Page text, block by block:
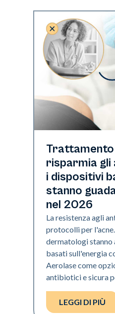
Salute della pelle
Trattamento
risparmia gli
i dispositivi
stanno
nel 2026
La resistenza agli
protocolli per
dermatologi
basati sull'energia
Aerolase come
antibiotici e sicura
LEGGI DI PIÙ